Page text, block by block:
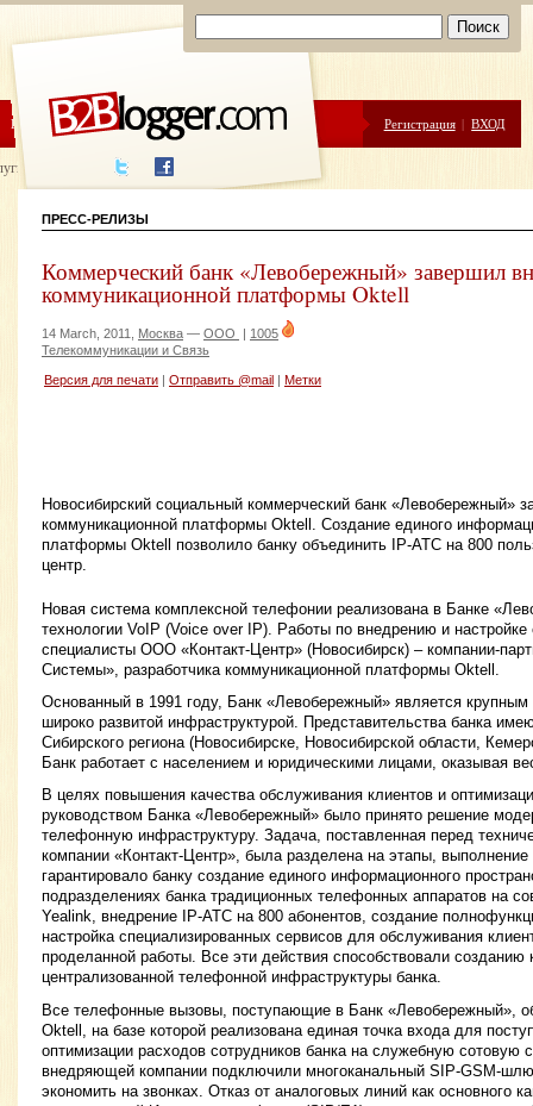
ЦЕНЫ ПОМОЩЬ Регистрация | ВХОД
написания
ПРЕСС-РЕЛИЗЫ
Коммерческий банк «Левобережный» завершил
коммуникационной платформы Oktell
14 March, 2011, Москва — ООО | 1005
Телекоммуникации и Связь
Версия для печати Отправить @mail Метки
Новосибирский социальный коммерческий банк «Левобережный»
коммуникационной платформы Oktell. Создание единого
платформы Oktell позволило банку объединить IP-АТС на 800
центр.
Новая система комплексной телефонии реализована в Банке
технологии VoIP (Voice over IP). Работы по внедрению и
специалисты ООО «Контакт-Центр» (Новосибирск) – компании-
Системы», разработчика коммуникационной платформы Oktell.
Основанный в 1991 году, Банк «Левобережный» является
широко развитой инфраструктурой. Представительства банка
Сибирского региона (Новосибирске, Новосибирской области,
Банк работает с населением и юридическими лицами, оказывая
В целях повышения качества обслуживания клиентов и
руководством Банка «Левобережный» было принято решение
телефонную инфраструктуру. Задача, поставленная перед
компании «Контакт-Центр», была разделена на этапы, выполнение
гарантировало банку создание единого информационного
подразделениях банка традиционных телефонных аппаратов на
Yealink, внедрение IP-АТС на 800 абонентов, создание
настройка специализированных сервисов для обслуживания
проделанной работы. Все эти действия способствовали созданию
централизованной телефонной инфраструктуры банка.
Все телефонные вызовы, поступающие в Банк «Левобережный»,
Oktell, на базе которой реализована единая точка входа для
оптимизации расходов сотрудников банка на служебную сотовую
внедряющей компании подключили многоканальный SIP-GSM-
экономить на звонках. Отказ от аналоговых линий как основного